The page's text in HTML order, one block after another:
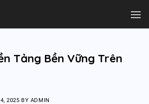
Tảng Bền Vững Trên
2025 BY ADMIN